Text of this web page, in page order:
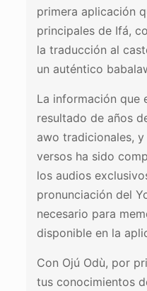
primera aplicación
principales de Ifá,
la traducción al
un auténtico
La información que
resultado de años
awo tradicionales,
versos ha sido
los audios
pronunciación del
necesario para
disponible en la
Con Ojú Odù, por
tus conocimientos